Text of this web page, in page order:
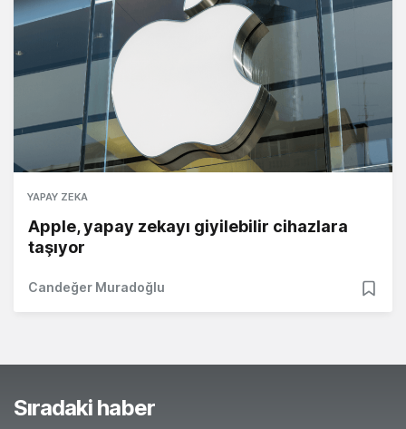
YAPAY ZEKA
Apple, yapay zekayı giyilebilir cihazlara
taşıyor
Candeğer Muradoğlu
Sıradaki haber